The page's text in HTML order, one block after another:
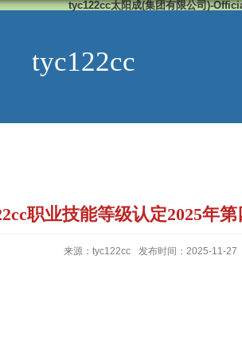
tyc122cc太阳成(集团有限公司)-
tyc122cc
职业技能等级认定2025年
来源：tyc122cc 发布时间：2025-11-27